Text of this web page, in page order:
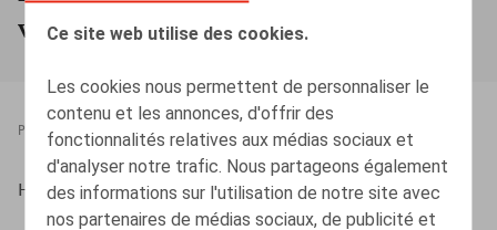
Ce site web utilise des cookies.
Les cookies nous permettent de personnaliser le
contenu et les annonces, d'offrir des
fonctionnalités relatives aux médias sociaux et
d'analyser notre trafic. Nous partageons également
des informations sur l'utilisation de notre site avec
nos partenaires de médias sociaux, de publicité et
vue de vos travailleurs ?
PRESSROOM 15.02.2023
HR.square (online), 15/02/2023